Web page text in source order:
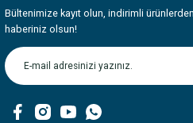
Ürün resmi kalitesiz, bozuk veya
Ürün açıklamasında eksik bilgiler
Ürün bilgilerinde hatalar bulunuyor.
Bu ürüne benzer farklı alternatifler
Bültenimize kayıt olun, indirimli
haberiniz olsun!